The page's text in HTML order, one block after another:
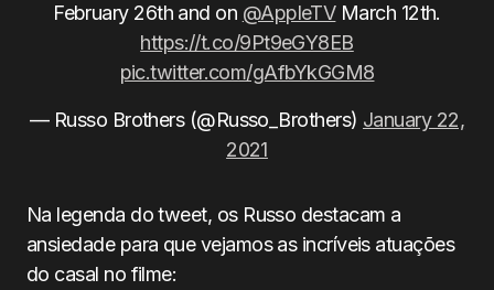
February 26th and on @AppleTVMarch 12th.
https://t.co/9Pt9eGY8EB
pic.twitter.com/gAfbYkGGM8
— Russo Brothers (@Russo_Brothers) January 22,
2021
Na legenda do tweet, os Russo destacam a
ansiedade para que vejamos as incríveis atuações
do casal no filme: